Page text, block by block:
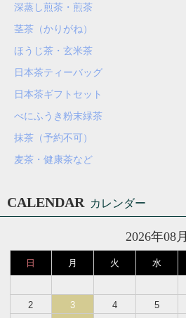
深蒸し煎茶・煎茶
茎茶（かりがね）
ほうじ茶・玄米茶
日本茶ティーバッグ
日本茶ギフトセット
べにふうき粉末緑茶
抹茶（予約不可）
麦茶・健康茶など
CALENDAR カレンダー
2026年08月
日 月 火 水
2
3 4 5